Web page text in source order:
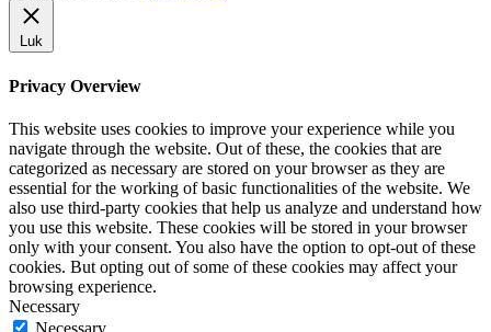
Luk
Privacy Overview
This website uses cookies to improve your experience while you
navigate through the website. Out of these, the cookies that are
categorized as necessary are stored on your browser as they are
essential for the working of basic functionalities of the website. We
also use third-party cookies that help us analyze and understand how
you use this website. These cookies will be stored in your browser
only with your consent. You also have the option to opt-out of these
cookies. But opting out of some of these cookies may affect your
browsing experience.
Necessary
Necessary